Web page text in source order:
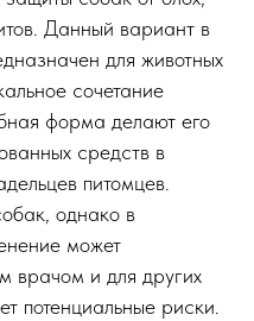
Данный вариант в
для животных
сочетание
форма делают его
средств в
питомцев.
однако в
может
врачом и для других
потенциальные риски.